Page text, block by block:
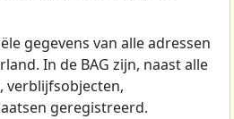
gegevens van alle adressen
In de BAG zijn, naast alle
verblijfsobjecten,
geregistreerd.